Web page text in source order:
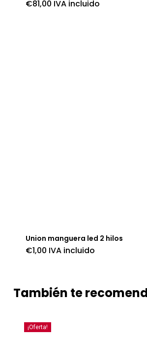
€81,00 IVA incluido
Union manguera led 2 hilos
€1,00 IVA incluido
También te
¡Oferta!